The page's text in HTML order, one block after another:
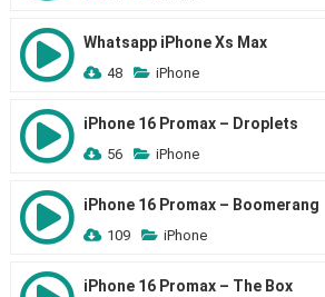
Whatsapp iPhone Xs Max
48 iPhone
iPhone 16 Promax – Droplets
56 iPhone
iPhone 16 Promax – Boomerang
109 iPhone
iPhone 16 Promax – The Box